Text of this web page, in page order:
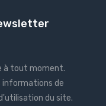
à tout moment.
informations de
du site.